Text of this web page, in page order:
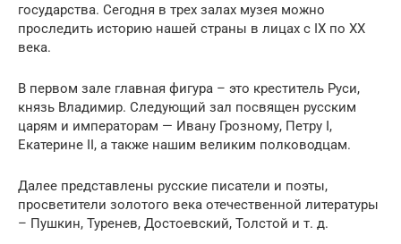
государства. Сегодня в трех залах музея можно
проследить историю нашей страны в лицах с IX по XX
века.
В первом зале главная фигура – это креститель Руси,
князь Владимир. Следующий зал посвящен русским
царям и императорам — Ивану Грозному, Петру I,
Екатерине II, а также нашим великим полководцам.
Далее представлены русские писатели и поэты,
просветители золотого века отечественной литературы
– Пушкин, Туренев, Достоевский, Толстой и т. д.